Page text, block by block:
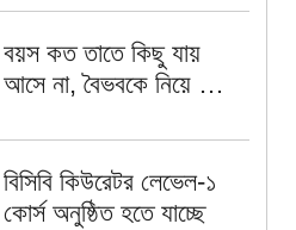
বয়স কত তাতে কিছু যায়
আসে না, বৈভবকে নিয়ে ব্রেট
বিসিবি কিউরেটর লেভেল-১
কোর্স অনুষ্ঠিত হতে যাচ্ছে